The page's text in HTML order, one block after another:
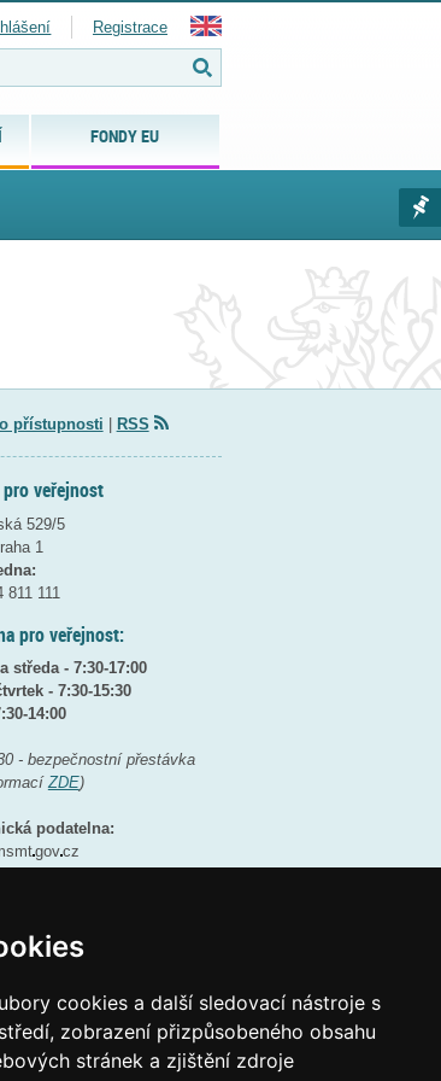
cookies a další sledovací nástroje s
zobrazení přizpůsobeného obsahu
stránek a zjištění zdroje
FONDY EU
Registrace
přístupnosti RSS
veřejnost
529/5
1
811 111
pro veřejnost:
středa - 7:30-17:00
- 7:30-15:30
14:00
- bezpečnostní přestávka
ZDE)
podatelna:
govcz
stránek a aplikací